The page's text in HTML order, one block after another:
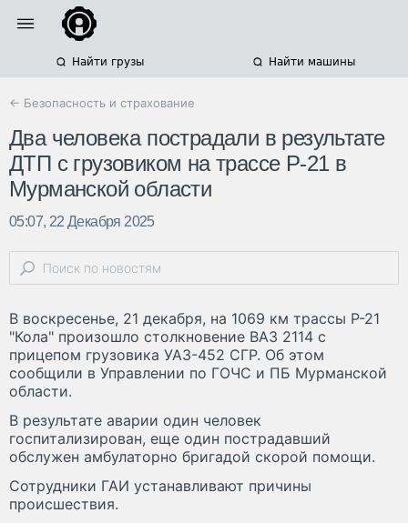
Найти грузы Найти машины
← Безопасность и страхование
Два человека пострадали в результате
ДТП с грузовиком на трассе Р-21 в
Мурманской области
05:07, 22 Декабря 2025
В воскресенье, 21 декабря, на 1069 км трассы Р-21
"Кола" произошло столкновение ВАЗ 2114 с
прицепом грузовика УАЗ-452 СГР. Об этом
сообщили в Управлении по ГОЧС и ПБ Мурманской
области.
В результате аварии один человек
госпитализирован, еще один пострадавший
обслужен амбулаторно бригадой скорой помощи.
Сотрудники ГАИ устанавливают причины
происшествия.